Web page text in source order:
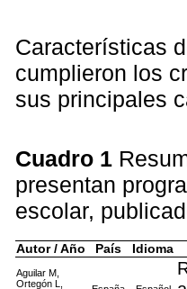
Características
cumplieron los
sus principales
Cuadro 1
presentan
escolar,
Autor / Año País Idioma
Aguilar M,
Ortegón L,